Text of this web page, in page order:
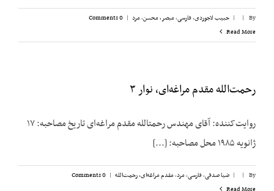
By
|
| حبیب لاجوردی,فارسی,مبصر، محسن,مرد |
0 Comments
Read More
رحمت‌الله مقدم مراغه‌ای، نوار ۳
روایت‌کننده: آقای مهندس رحمت‏الله مقدم مراغه‌ای تاریخ مصاحبه: ۱۷
ژانویه ۱۹۸۵ محل مصاحبه: [...]
By
|
| ضیا صدقی,فارسی,مرد,مقدم مراغه‌ای، رحمت‌الله |
0 Comments